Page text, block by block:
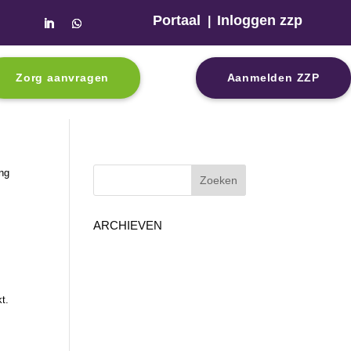
Portaal Inloggen zzp
Zorg aanvragen Aanmelden ZZP
ARCHIEVEN